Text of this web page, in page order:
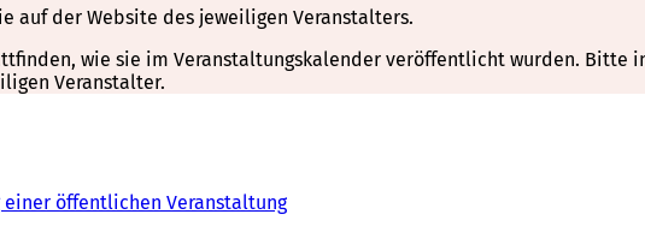
auf der Website des jeweiligen Veranstalters.
wie sie im Veranstaltungskalender veröffentlicht wurden.
Veranstalter.
öffentlichen Veranstaltung